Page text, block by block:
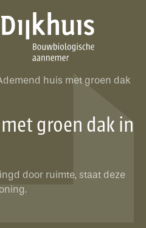
huis met groen dak
groen dak in
door ruimte, staat deze